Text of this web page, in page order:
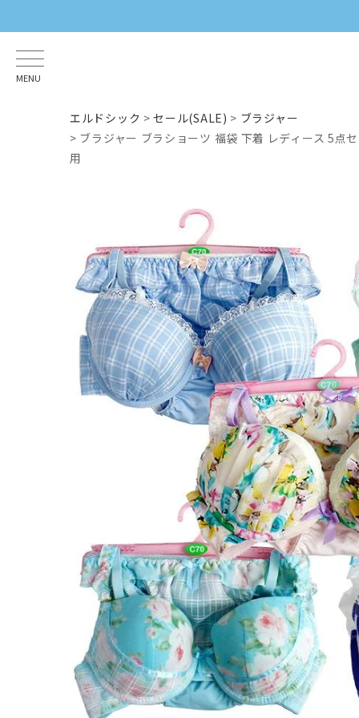
MENU
エルドシック セール(SALE)
ブラジャー
ブラジャー ブラショーツ 福袋 下着 レディース 5点
用